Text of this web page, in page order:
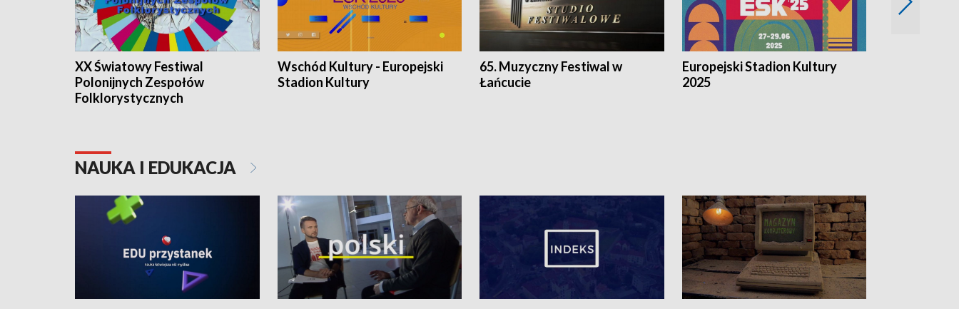
XX Światowy Festiwal
Polonijnych Zespołów
Folklorystycznych
Wschód Kultury - Europejski
Stadion Kultury
65. Muzyczny Festiwal w
Łańcucie
Europejski Stadion Kultury
2025
NAUKA I EDUKACJA